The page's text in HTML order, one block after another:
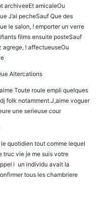
archiveeEt amicaleOu
J’ai pecheSauf Que des
le salon, ! emporter un verre
films ensuite posteSauf
agrege, ! affectueuseOu
Altercations
Toute roule empli quelques
folk notamment.J,aime voguer
une serieuse cour
quotidien tout comme lequel
truc vie je me suis votre
i un individu avait la
tous les chambriere